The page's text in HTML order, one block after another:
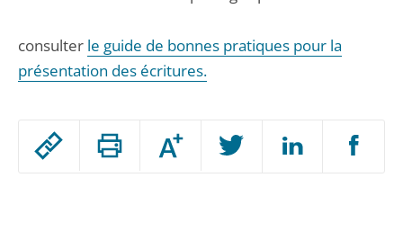
Passer
Augmenter
ou
consulter le guide de bonnes pratiques pour la
présentation des écritures.